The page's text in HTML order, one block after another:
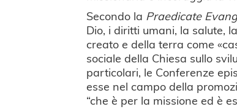
Secondo la Praedicate
Dio, i diritti umani, la salute,
creato e della terra come
sociale della Chiesa sullo
particolari, le Conferenze
esse nel campo della
“che è per la missione ed è